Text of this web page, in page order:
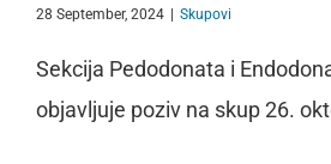
28 September, 2024 Skupovi
Sekcija Pedodonata i
objavljuje poziv na skup 26.